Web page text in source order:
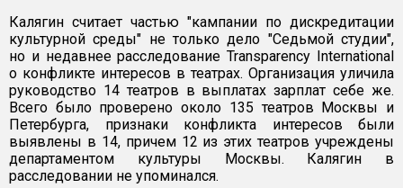
Калягин считает частью "кампании по дискредитации
культурной среды" не только дело "Седьмой студии",
но и недавнее расследование Transparency International
о конфликте интересов в театрах. Организация уличила
руководство 14 театров в выплатах зарплат себе же.
Всего было проверено около 135 театров Москвы и
Петербурга, признаки конфликта интересов были
выявлены в 14, причем 12 из этих театров учреждены
департаментом культуры Москвы. Калягин в
расследовании не упоминался.